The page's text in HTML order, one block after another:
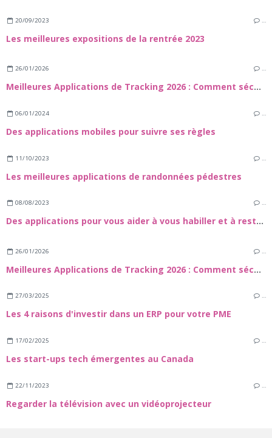
20/09/2023 …
Les meilleures expositions de la rentrée 2023
26/01/2026 …
Meilleures Applications de Tracking 2026 : Comment sécuuriser vos proches et vos appareils
06/01/2024 …
Des applications mobiles pour suivre ses règles
11/10/2023
Les meilleures applications de randonnées pédestres
08/08/2023 …
Des applications pour vous aider à vous habiller et à rester à la mode
26/01/2026 …
Meilleures Applications de Tracking 2026 : Comment sécuuriser vos proches et vos appareils
27/03/2025 …
Les 4 raisons d'investir dans un ERP pour votre PME
17/02/2025 …
Les start-ups tech émergentes au Canada
22/11/2023 …
Regarder la télévision avec un vidéoprojecteur